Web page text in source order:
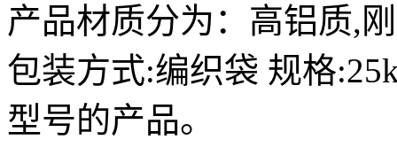
产品材质分为：高铝质,
包装方式:编织袋 规格
型号的产品。